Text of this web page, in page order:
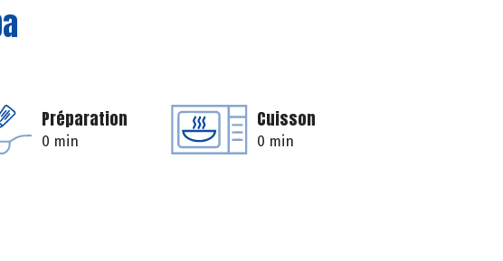
Préparation
0 min
Cuisson
0 min